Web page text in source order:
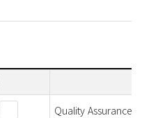
Quality Assurance